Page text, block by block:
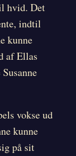
hvid. Det
indtil
kunne
af Ellas
vokse ud
kunne
på sit